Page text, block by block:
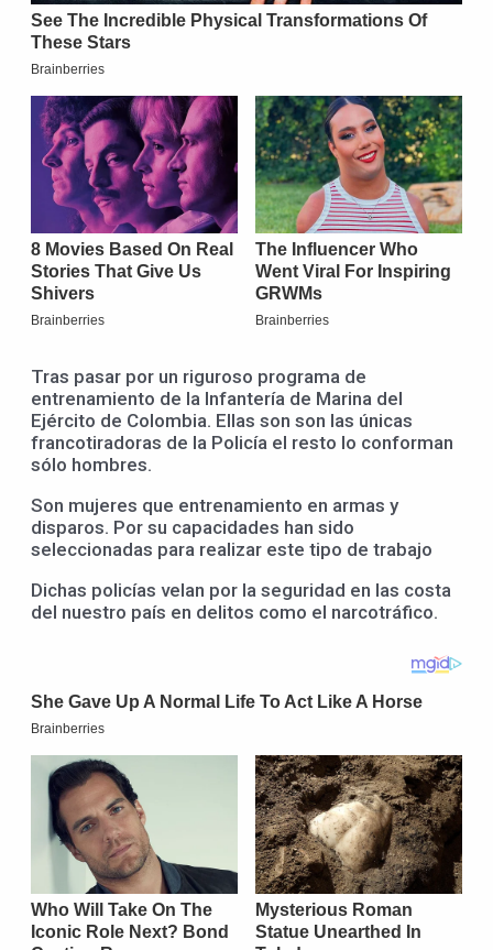
Tras pasar por un riguroso programa de
entrenamiento de la Infantería de Marina del
Ejército de Colombia. Ellas son son las únicas
francotiradoras de la Policía el resto lo conforman
sólo hombres.
Son mujeres que entrenamiento en armas y
disparos. Por su capacidades han sido
seleccionadas para realizar este tipo de trabajo
Dichas policías velan por la seguridad en las costa
del nuestro país en delitos como el narcotráfico.